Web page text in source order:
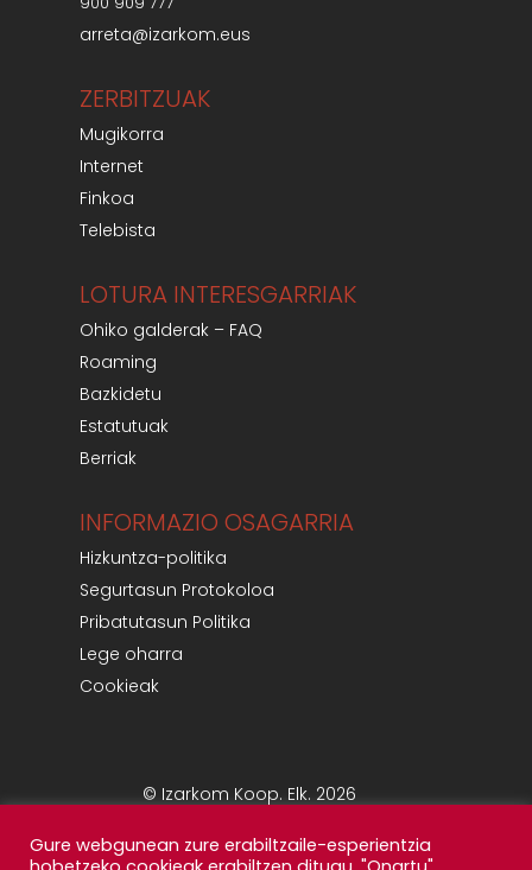
arreta@izarkom.eus
ZERBITZUAK
Mugikorra
Internet
Finkoa
Telebista
LOTURA INTERESGARRIAK
Ohiko galderak – FAQ
Roaming
Bazkidetu
Estatutuak
Berriak
INFORMAZIO OSAGARRIA
Hizkuntza-politika
Segurtasun Protokoloa
Pribatutasun Politika
Lege oharra
Cookieak
© Izarkom Koop. Elk. 2026
Gure webgunean zure erabiltzaile-esperientzia